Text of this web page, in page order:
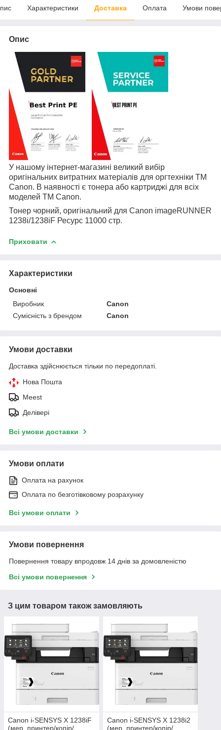
Характеристики Доставка Оплата Умови
Опис
У нашому інтернет-магазині великий вибір
оригінальних витратних матеріалів для оргтехніки TM
Canon. В наявності є тонера або картриджі для всіх
моделей TM Canon.
Тонер чорний, оригінальний для Canon imageRUNNER
1238i/1238iF Ресурс 11000 стр.
Приховати
Характеристики
Основні
Виробник
Canon
Сумісність з брендом
Canon
Умови доставки
Доставка здійснюється тільки по передоплаті.
Нова Пошта
Meest
Делівері
Всі умови доставки
Умови оплати
Оплата на рахунок
Оплата по безготівковому розрахунку
Всі умови оплати
Умови повернення
Повернення товару впродовж 14 днів за домовленістю
Всі умови повернення
З цим товаром також замовляють
Canon i-SENSYS X 1238iF
(мер. принтер/копір/
Canon i-SENSYS X 1238i2
(мер. принтер/копір/